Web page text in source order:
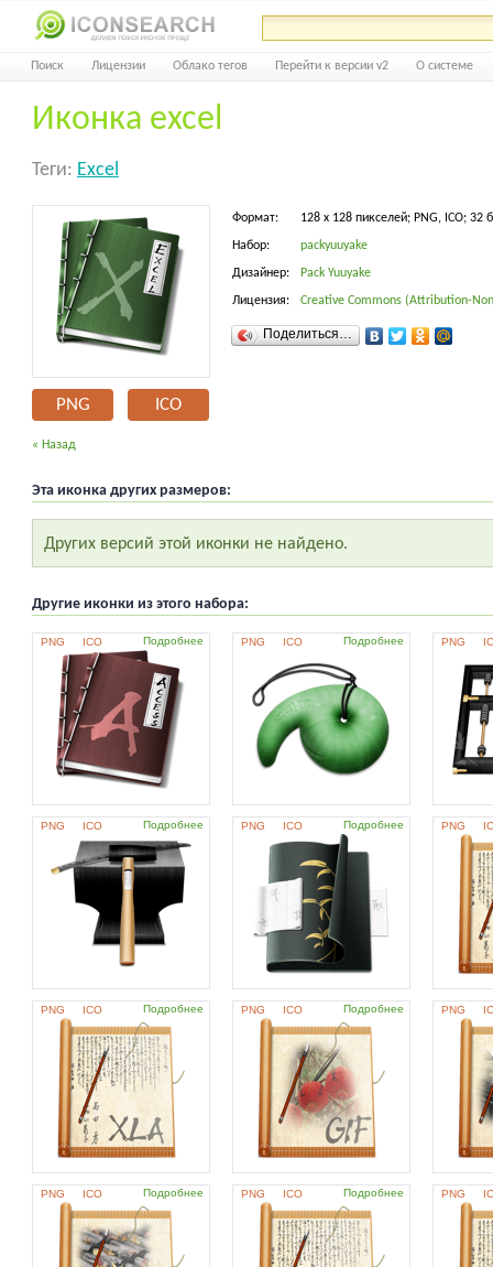
Поиск Лицензии Облако тегов Перейти к версии v2 О системе
Иконка excel
Теги: Excel
PNG ICO
Формат: 128 x 128 пикселей; PNG, ICO; 32
Набор: packyuuyake
Дизайнер: Pack Yuuyake
Лицензия: Creative Commons (Attribution-
Поделиться…
« Назад
Эта иконка других размеров:
Других версий этой иконки не найдено.
Другие иконки из этого набора:
PNG ICO Подробнее PNG ICO Подробнее PNG
PNG ICO Подробнее PNG ICO Подробнее PNG
PNG ICO Подробнее PNG ICO Подробнее PNG
PNG ICO Подробнее PNG ICO Подробнее PNG